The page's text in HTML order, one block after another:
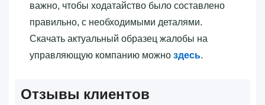
важно, чтобы ходатайство было составлено
правильно, с необходимыми деталями.
Скачать актуальный образец жалобы на
управляющую компанию можно здесь.
Отзывы клиентов